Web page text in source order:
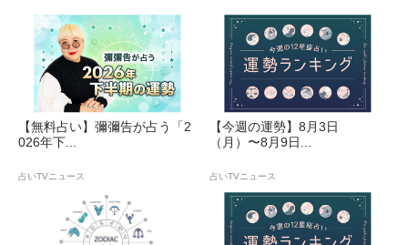
【無料占い】彌彌告が占う「2
026年下...
占いTVニュース
【今週の運勢】8月3日
（月）〜8月9日...
占いTVニュース